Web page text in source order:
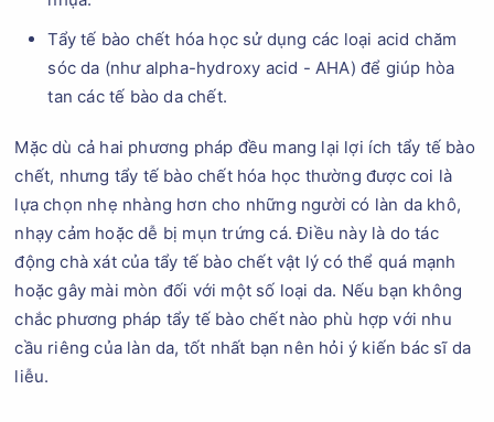
Tẩy tế bào chết hóa học sử dụng các loại acid chăm
sóc da (như alpha-hydroxy acid - AHA) để giúp hòa
tan các tế bào da chết.
Mặc dù cả hai phương pháp đều mang lại lợi ích tẩy tế bào
chết, nhưng tẩy tế bào chết hóa học thường được coi là
lựa chọn nhẹ nhàng hơn cho những người có làn da khô,
nhạy cảm hoặc dễ bị mụn trứng cá. Điều này là do tác
động chà xát của tẩy tế bào chết vật lý có thể quá mạnh
hoặc gây mài mòn đối với một số loại da. Nếu bạn không
chắc phương pháp tẩy tế bào chết nào phù hợp với nhu
cầu riêng của làn da, tốt nhất bạn nên hỏi ý kiến bác sĩ da
liễu.